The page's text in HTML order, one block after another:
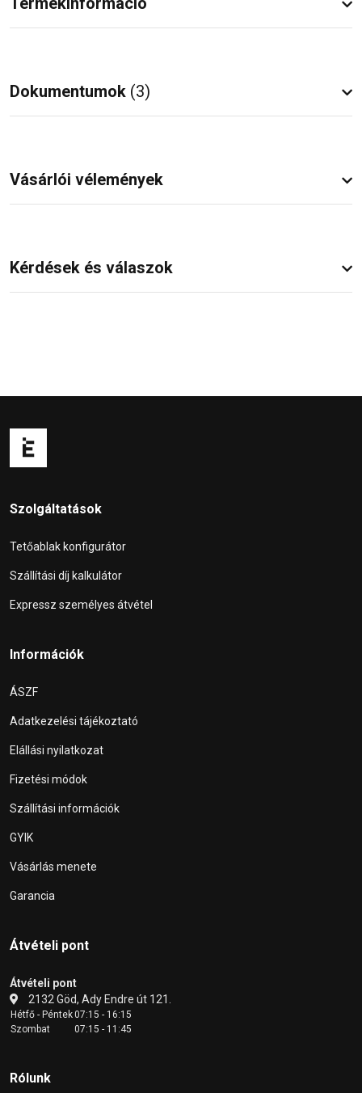
Dokumentumok (3)
Vásárlói vélemények
Kérdések és válaszok
Szolgáltatások
Tetőablak konfigurátor
Szállítási díj kalkulátor
Expressz személyes átvétel
Információk
ÁSZF
Adatkezelési tájékoztató
Elállási nyilatkozat
Fizetési módok
Szállítási információk
GYIK
Vásárlás menete
Garancia
Átvételi pont
Átvételi pont
2132 Göd, Ady Endre út 121.
Hétfő - Péntek07:15 - 16:15
Szombat
07:15 - 11:45
Rólunk